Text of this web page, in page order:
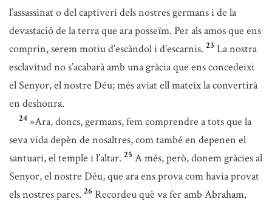
l’assassinat o del captiveri dels nostres germans i de la
devastació de la terra que ara posseïm. Per als amos que ens
comprin, serem motiu d’escàndol i d’escarnis. 23 La nostra
esclavitud no s’acabarà amb una gràcia que ens concedeixi
el Senyor, el nostre Déu; més aviat ell mateix la convertirà
en deshonra.
24 »Ara, doncs, germans, fem comprendre a tots que la
seva vida depèn de nosaltres, com també en depenen el
santuari, el temple i l’altar. 25 A més, però, donem gràcies al
Senyor, el nostre Déu, que ara ens prova com havia provat
els nostres pares. 26 Recordeu què va fer amb Abraham,